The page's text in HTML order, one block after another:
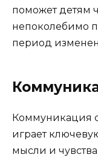
поможет детям
непоколебимо
период
Коммуникация
играет
мысли и